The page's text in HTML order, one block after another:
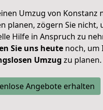
Umzug von Konstanz
planen, zögern Sie nicht,
Hilfe in Anspruch zu
Sie uns heutenoch, um
Umzug zu planen.
Angebote erhalten